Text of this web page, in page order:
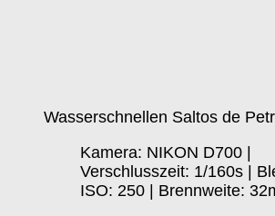
Wasserschnellen Saltos de
Kamera: NIKON D700 |
Verschlusszeit: 1/160s |
ISO: 250 | Brennweite: